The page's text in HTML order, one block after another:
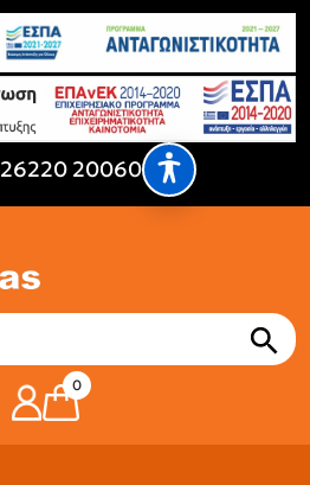
26220 20060
0